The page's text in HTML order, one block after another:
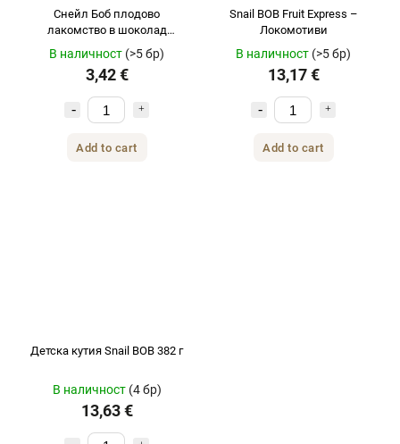
Снейл Боб плодово
лакомство в шоколад
ябълка ягода 100гр
В наличност (>5 бр)
3,42 €
Add to cart
Snail BOB Fruit Express –
Локомотиви
В наличност (>5 бр)
13,17 €
Add to cart
Детска кутия Snail BOB 382 г
В наличност (4 бр)
13,63 €